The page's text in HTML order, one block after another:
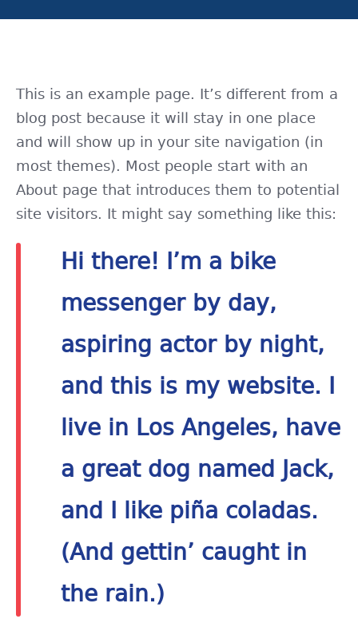
This is an example page. It’s different from a
blog post because it will stay in one place
and will show up in your site navigation (in
most themes). Most people start with an
About page that introduces them to potential
site visitors. It might say something like this:
Hi there! I’m a bike
messenger by day,
aspiring actor by night,
and this is my website. I
live in Los Angeles, have
a great dog named Jack,
and I like piña coladas.
(And gettin’ caught in
the rain.)